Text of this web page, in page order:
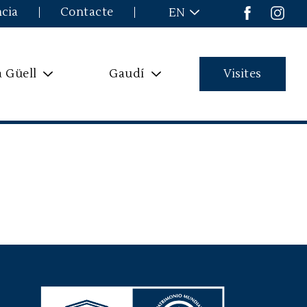
Contacte EN
Güell Gaudí Visites